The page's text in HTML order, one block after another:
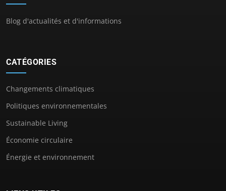
Blog d'actualités et d'informations
CATÉGORIES
Changements climatiques
Politiques environnementales
Sustainable Living
Économie circulaire
Énergie et environnement